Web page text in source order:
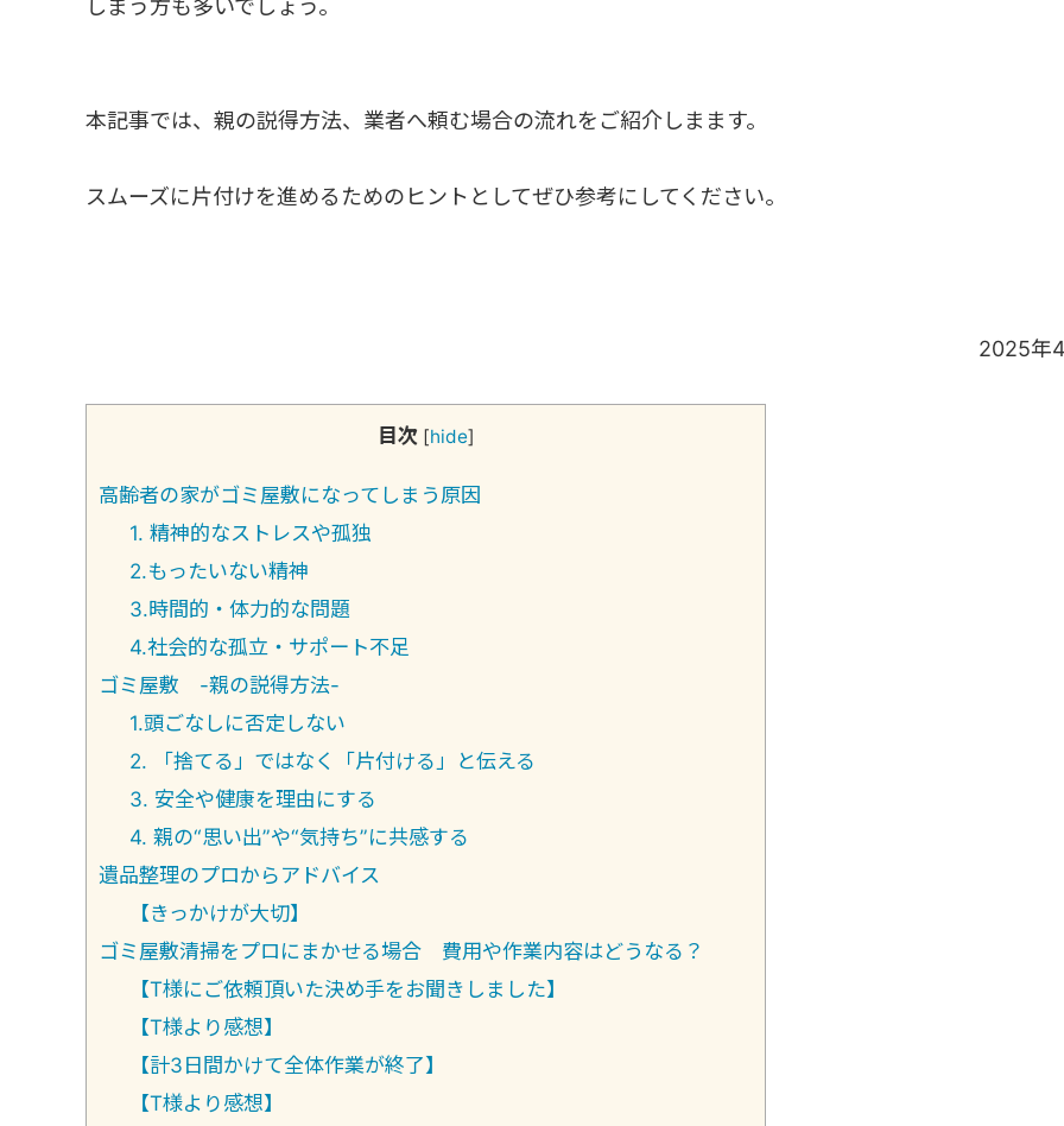
しまう方も多いでしょう。
本記事では、親の説得方法、業者へ頼む場合の流れをご紹介しまます。
スムーズに片付けを進めるためのヒントとしてぜひ参考にしてください。
2025年
目次 [hide]
高齢者の家がゴミ屋敷になってしまう原因
1. 精神的なストレスや孤独
2.もったいない精神
3.時間的・体力的な問題
4.社会的な孤立・サポート不足
ゴミ屋敷 -親の説得方法-
1.頭ごなしに否定しない
2. 「捨てる」ではなく「片付ける」と伝える
3. 安全や健康を理由にする
4. 親の“思い出”や“気持ち”に共感する
遺品整理のプロからアドバイス
【きっかけが大切】
ゴミ屋敷清掃をプロにまかせる場合 費用や作業内容はどうなる？
【T様にご依頼頂いた決め手をお聞きしました】
【T様より感想】
【計3日間かけて全体作業が終了】
【T様より感想】